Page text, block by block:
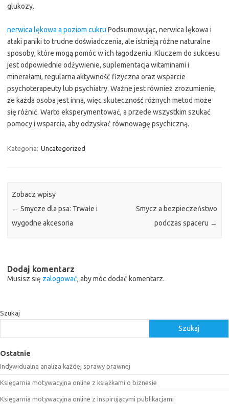
glukozy.
nerwica lękowa a poziom cukru Podsumowując, nerwica lękowa i
ataki paniki to trudne doświadczenia, ale istnieją różne naturalne
sposoby, które mogą pomóc w ich łagodzeniu. Kluczem do sukcesu
jest odpowiednie odżywienie, suplementacja witaminami i
minerałami, regularna aktywność fizyczna oraz wsparcie
psychoterapeuty lub psychiatry. Ważne jest również zrozumienie,
że każda osoba jest inna, więc skuteczność różnych metod może
się różnić. Warto eksperymentować, a przede wszystkim szukać
pomocy i wsparcia, aby odzyskać równowagę psychiczną.
Kategoria: Uncategorized
Zobacz wpisy
← Smycze dla psa: Trwałe i
wygodne akcesoria
Smycz a bezpieczeństwo
podczas spaceru →
Dodaj komentarz
Musisz się zalogować, aby móc dodać komentarz.
Szukaj
Szukaj
Ostatnie
Indywidualna analiza każdej sprawy prawnej
Księgarnia motywacyjna online z książkami o biznesie
Księgarnia motywacyjna online z inspirującymi publikacjami